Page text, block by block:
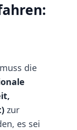
die
zur
es sei